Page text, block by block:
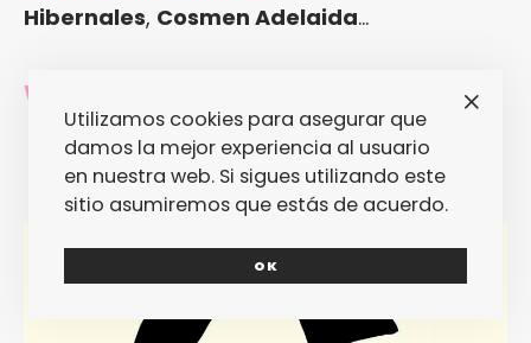
Hibernales, Cosmen Adelaida…
WEB:
Utilizamos cookies para asegurar que
damos la mejor experiencia al usuario
en nuestra web. Si sigues utilizando este
sitio asumiremos que estás de acuerdo.
OK